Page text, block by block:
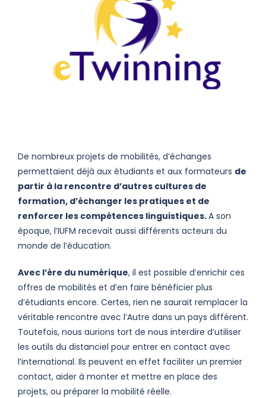
De nombreux projets de mobilités, d’échanges
permettaient déjà aux étudiants et aux formateurs de
partir à la rencontre d’autres cultures de
formation, d’échanger les pratiques et de
renforcer les compétences linguistiques.A son
époque, l’IUFM recevait aussi différents acteurs du
monde de l’éducation.
Avec l’ère du numérique, il est possible d’enrichir ces
offres de mobilités et d’en faire bénéficier plus
d’étudiants encore. Certes, rien ne saurait remplacer la
véritable rencontre avec l’Autre dans un pays différent.
Toutefois, nous aurions tort de nous interdire d’utiliser
les outils du distanciel pour entrer en contact avec
l’international. Ils peuvent en effet faciliter un premier
contact, aider à monter et mettre en place des
projets, ou préparer la mobilité réelle.